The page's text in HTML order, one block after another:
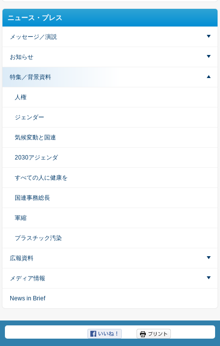
ニュース・プレス
メッセージ／演説
お知らせ
特集／背景資料
人権
ジェンダー
気候変動と国連
2030アジェンダ
すべての人に健康を
国連事務総長
軍縮
プラスチック汚染
広報資料
メディア情報
News in Brief